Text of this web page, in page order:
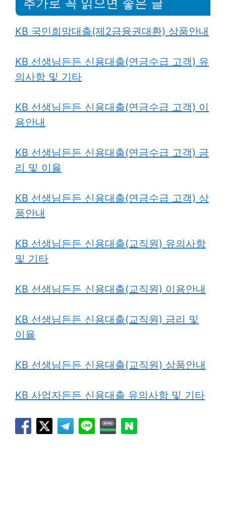
추가로 꼭 읽으면 좋은 글
KB 국민희망대출(제2금융권대환) 상품안내
KB 선생님든든 신용대출(연금수급 고객) 유
의사항 및 기타
KB 선생님든든 신용대출(연금수급 고객) 이
용안내
KB 선생님든든 신용대출(연금수급 고객) 금
리 및 이율
KB 선생님든든 신용대출(연금수급 고객) 상
품안내
KB 선생님든든 신용대출(교직원) 유의사항
및 기타
KB 선생님든든 신용대출(교직원) 이용안내
KB 선생님든든 신용대출(교직원) 금리 및
이율
KB 선생님든든 신용대출(교직원) 상품안내
KB 사업자든든 신용대출 유의사항 및 기타